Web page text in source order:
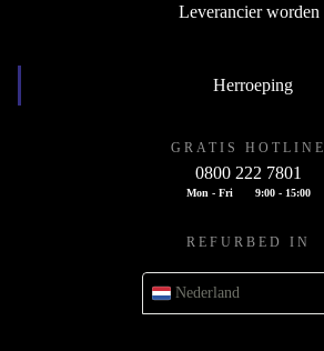
Leverancier worden
Herroeping
GRATIS HOTLINE
0800 222 7801
Mon - Fri 9:00 - 15:00
REFURBED IN
Nederland